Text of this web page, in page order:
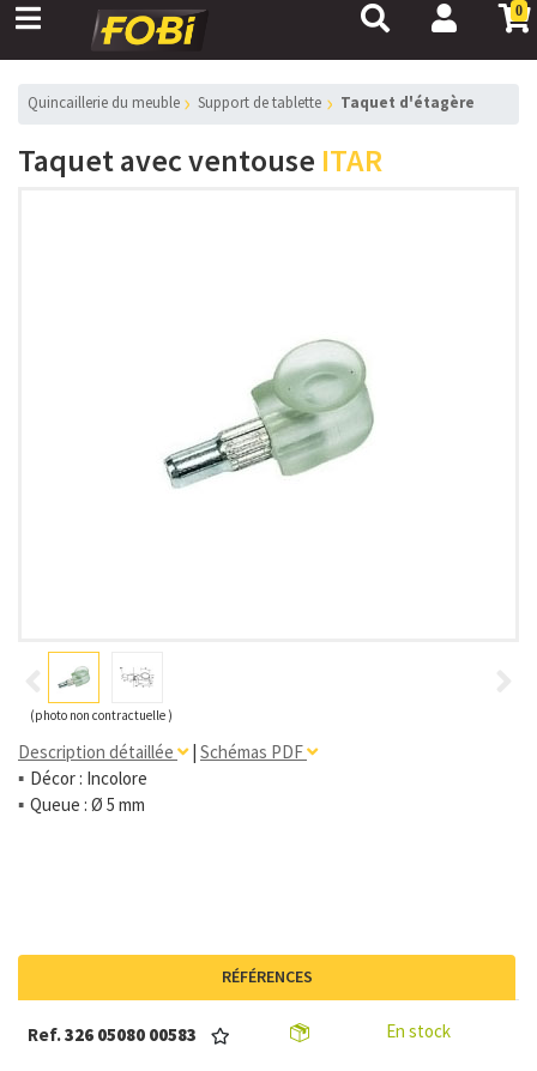
0
Quincaillerie du meuble Support de tablette Taquet d'étagère
Taquet avec ventouse ITAR
Description détaillée | Schémas PDF
Décor : Incolore
Queue : Ø 5 mm
(photo non contractuelle )
RÉFÉRENCES
Ref.326 05080 00583 En stock